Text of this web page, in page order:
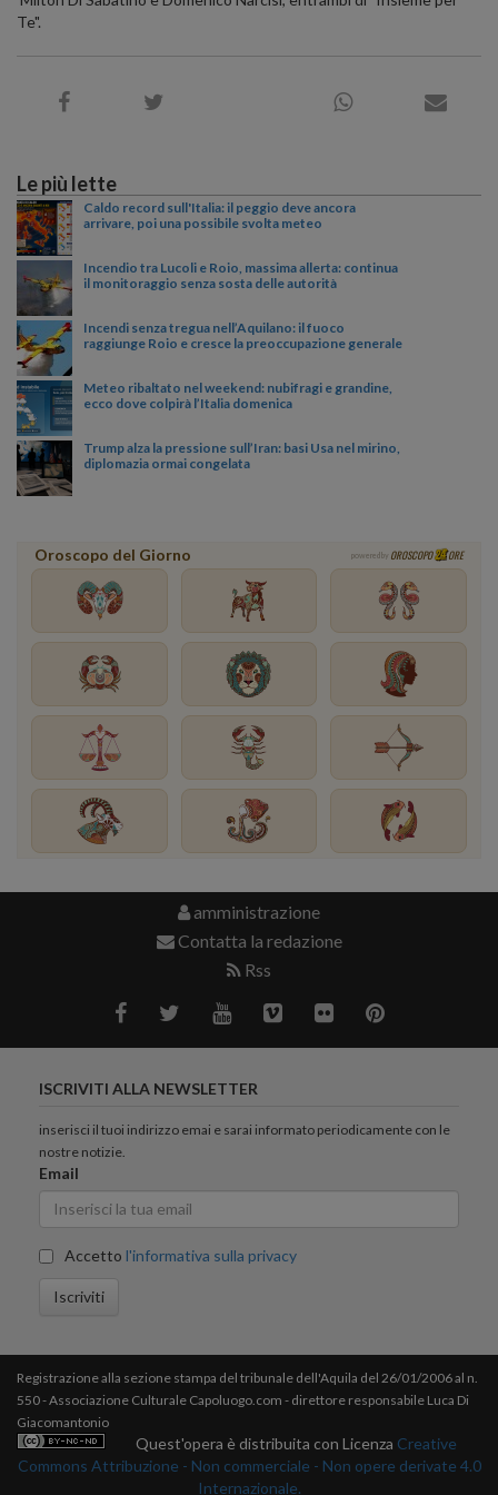
Te".
Le più lette
Caldo record sull'Italia: il peggio deve ancora
arrivare, poi una possibile svolta meteo
Incendio tra Lucoli e Roio, massima allerta: continua
il monitoraggio senza sosta delle autorità
Incendi senza tregua nell’Aquilano: il fuoco
raggiunge Roio e cresce la preoccupazione generale
Meteo ribaltato nel weekend: nubifragi e grandine,
ecco dove colpirà l’Italia domenica
Trump alza la pressione sull’Iran: basi Usa nel mirino,
diplomazia ormai congelata
Oroscopo del Giorno powered by OROSCOPO ORE
amministrazione
Contatta la redazione
Rss
ISCRIVITI ALLA NEWSLETTER
inserisci il tuoi indirizzo emai e sarai informato periodicamente con le
nostre notizie.
Email
Accetto l'informativa sulla privacy
Iscriviti
Registrazione alla sezione stampa del tribunale dell'Aquila del 26/01/2006 al n.
550 - Associazione Culturale Capoluogo.com - direttore responsabile Luca Di
Giacomantonio
Quest'opera è distribuita con Licenza Creative
Commons Attribuzione - Non commerciale - Non opere derivate 4.0
Internazionale.